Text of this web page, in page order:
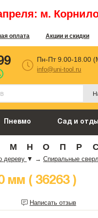
м.
оплата Акции и скидки
Пн-Пт 9.00-18.00
info@uni-tool.ru
Пневмо Сад и
М Н О П Р
дереву ▼ → Спиральные
мм ( 36263 )
Написать отзыв